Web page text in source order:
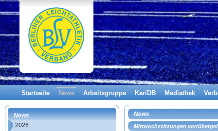
Startseite News Arbeitsgruppe KariDB Mediathek
News
2026
News
Mittwochssitzungen